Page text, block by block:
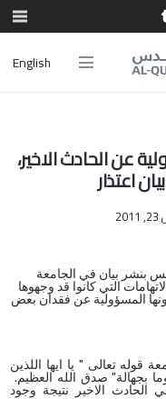
English
عن الحادث الاخير،
اعتذار
بنشر بيان في الجامعة
التي كانوا قد وجهوها
المسؤولية عن فقدان بعض
قوله تعالى " يا ايها اللذين
بجهالة" صدق الله العظيم.
الاخير نتيجة وجود